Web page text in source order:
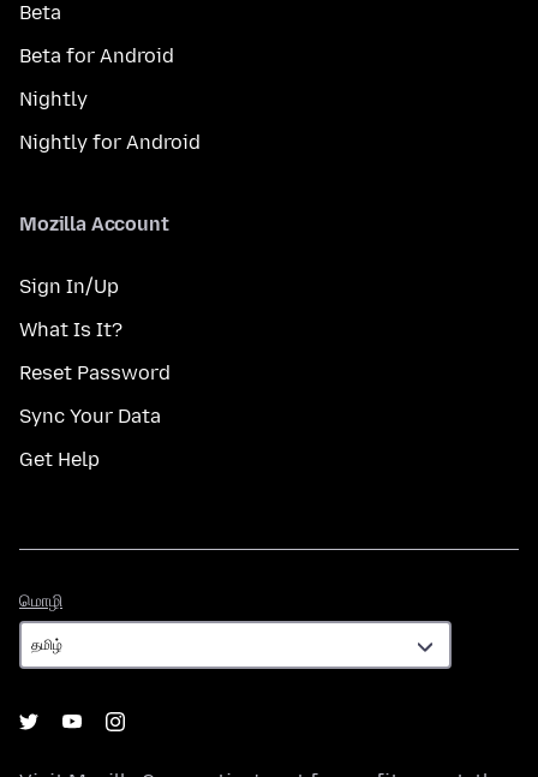
Beta
Beta for Android
Nightly
Nightly for Android
Mozilla Account
Sign In/Up
What Is It?
Reset Password
Sync Your Data
Get Help
மொழி